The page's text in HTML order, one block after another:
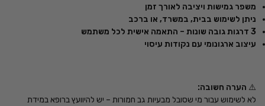
משפר גמישות ויציבה לאורך זמן
ניתן לשימוש בבית, במשרד, או ברכב
3 דרגות גובה שונות – התאמה אישית לכל משתמש
עיצוב ארגונומי עם נקודות עיסוי
⚠️ הערה חשובה:
לא לשימוש עבור מי שסובל מבעיות גב חמורות – יש להיוועץ ברופא במידת